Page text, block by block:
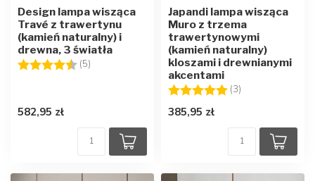
Design lampa wisząca
Travé z trawertynu
(kamień naturalny) i
drewna, 3 światła
Ocena:
(5) 4.8 na 5 gwiazdek
582,95 zł
Japandi lampa wisząca
Muro z trzema
trawertynowymi
(kamień naturalny)
kloszami i drewnianymi
akcentami
Ocena:
(3)
385,95 zł